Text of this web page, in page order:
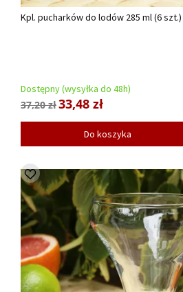
Kpl. pucharków do lodów 285 ml (6 szt.)
Dostępny (wysyłka do 48h)
37,20 zł33,48 zł
Do koszyka